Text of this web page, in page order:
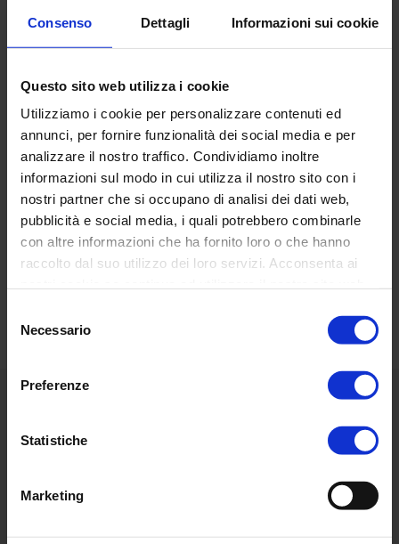
Consenso Dettagli Informazioni sui cookie
Questo sito web utilizza i cookie
Utilizziamo i cookie per personalizzare contenuti ed
annunci, per fornire funzionalità dei social media e per
analizzare il nostro traffico. Condividiamo inoltre
informazioni sul modo in cui utilizza il nostro sito con i
nostri partner che si occupano di analisi dei dati web,
pubblicità e social media, i quali potrebbero combinarle
con altre informazioni che ha fornito loro o che hanno
raccolto dal suo utilizzo dei loro servizi. Acconsenta ai
delNecessario
Preferenze
Statistiche
Marketing
Diametro
: Ø 30 cm
Altezza:40 cm
Lampada: led
RECENSIONI DEI CLIENTI
Basata su 16 reviewsScrivi una recensione
National Geographic